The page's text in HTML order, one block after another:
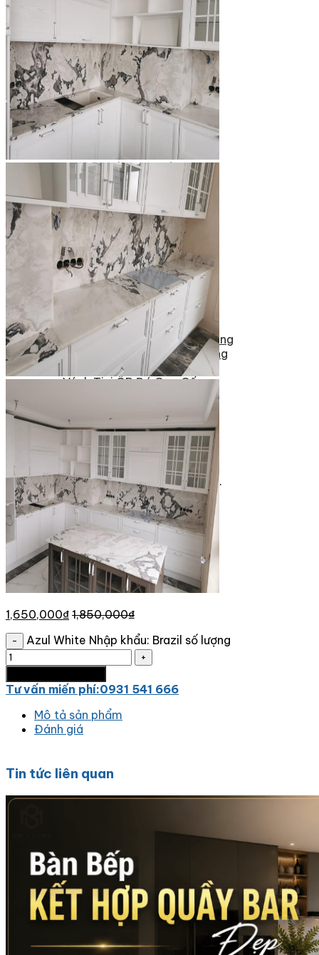
Đá Lát Nền
Đá Cầu Thang
Đá Cầu Thang
Đá Bàn Bếp
Đá Lát Nền
Đá Bàn Bếp Cao Cấp
Đá Ốp Bếp
Đá Ốp Mặt Tiền
Đá Ốp Cột
Đá Ốp Mộ
Đá Ốp Thang Máy
Đá Ốp Bàn Bếp Nhân Tạo
Đá Ốp Bếp Tự Nhiên
Tranh đá
Tranh Đá Granite Đối Xứng
Tranh Đá Marble Đối Xứng
Tranh Đá Sơn Thủy Xuyên Sáng
Tranh Đá Thạch Anh Đối Xứng
Tranh Đá Xuyên Sáng Onyx
Vách Tivi ỐP Đá Cao Cấp
0
Giỏ hàng
Chưa có sản phẩm trong giỏ hàng.
1,650,000₫ 1,850,000₫
Azul White Nhập khẩu: Brazil số lượng
Tư vấn miến phí:0931 541 666
Mô tả sản phẩm
Đánh giá
Tin tức liên quan